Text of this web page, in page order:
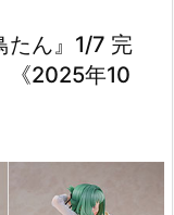
たん』1/7 完
《2025年10